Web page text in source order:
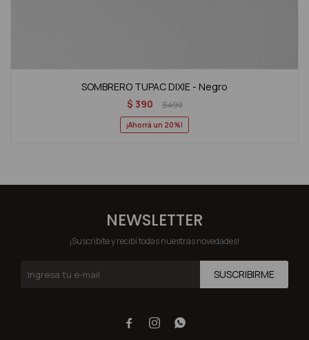
SOMBRERO TUPAC DIXIE - Negro
$ 390 $490
20
NEWSLETTER
¡Suscribite y recibí todas nuestras novedades!
SUSCRIBIRME
  